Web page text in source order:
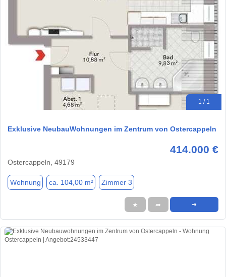
1 / 1
Exklusive NeubauWohnungen im Zentrum von Ostercappeln
414.000 €
Ostercappeln, 49179
Wohnung ca. 104,00 m² Zimmer 3
★ ➦ ➜